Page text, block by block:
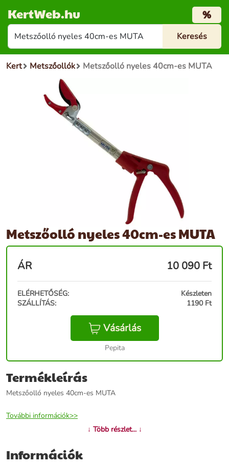
KertWeb.hu %
Kert Metszőollók Metszőolló nyeles 40cm-es MUTA
Metszőolló nyeles 40cm-es MUTA
ÁR 10 090 Ft
ELÉRHETŐSÉG:
Készleten
SZÁLLÍTÁS:
1190 Ft
Vásárlás
Pepita
Termékleírás
Metszőolló nyeles 40cm-es MUTA
További információk>>
↓ Több részlet... ↓
Információk